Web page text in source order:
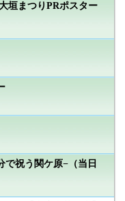
垣まつりPRポスター
で祝う関ケ原−（当日